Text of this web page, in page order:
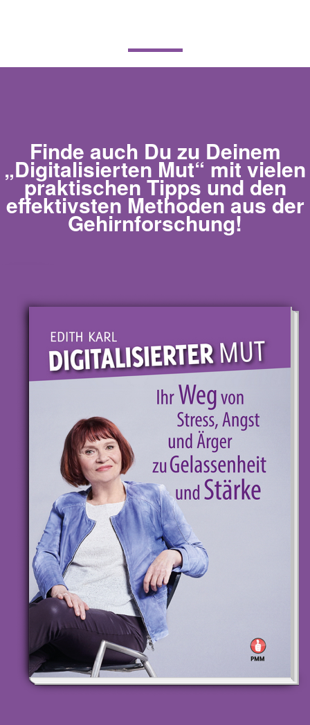
Finde auch Du zu Deinem
„Digitalisierten Mut“mit vielen
praktischen Tipps und den
effektivsten Methoden aus der
Gehirnforschung!